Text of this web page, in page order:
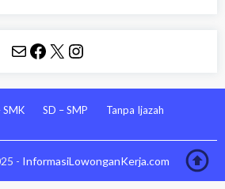
Mail Facebook X Instagram
SMK SD – SMP Tanpa Ijazah
- InformasiLowonganKerja.com